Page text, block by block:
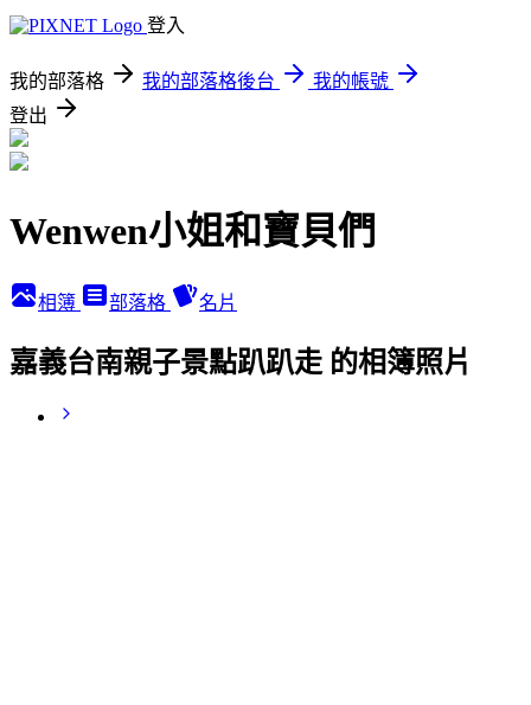
登入
我的部落格 我的部落格後台
我的帳號
登出
Wenwen小姐和寶貝們
相簿 部落格 名片
嘉義台南親子景點趴趴走 的相簿照片